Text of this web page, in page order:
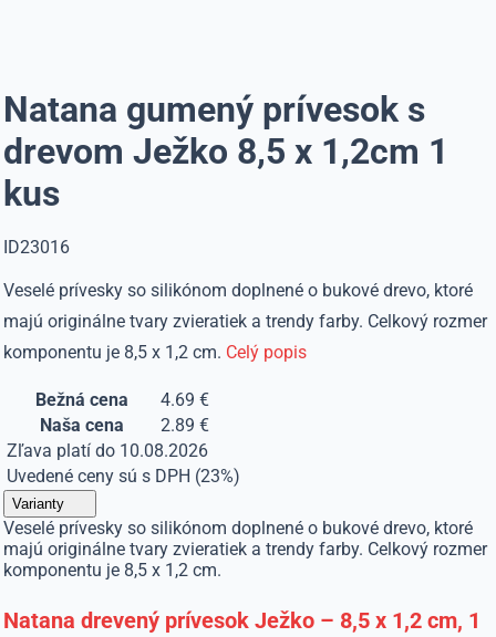
Natana gumený prívesok s
drevom Ježko 8,5 x 1,2cm 1
kus
ID23016
Veselé prívesky so silikónom doplnené o bukové drevo, ktoré
majú originálne tvary zvieratiek a trendy farby. Celkový rozmer
komponentu je 8,5 x 1,2 cm. Celý popis
Bežná cena
4.69 €
Naša cena
2.89 €
Zľava platí do 10.08.2026
Uvedené ceny sú s DPH (23%)
Varianty
Veselé prívesky so silikónom doplnené o bukové drevo, ktoré
majú originálne tvary zvieratiek a trendy farby. Celkový rozmer
komponentu je 8,5 x 1,2 cm.
Natana drevený prívesok Ježko – 8,5 x 1,2 cm, 1